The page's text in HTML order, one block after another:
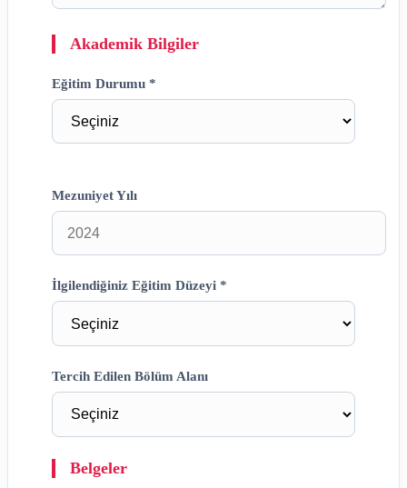
Akademik Bilgiler
Eğitim Durumu *
Mezuniyet Yılı
İlgilendiğiniz Eğitim Düzeyi *
Tercih Edilen Bölüm Alanı
Belgeler